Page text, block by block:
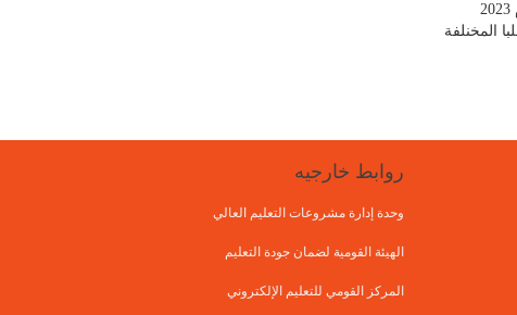
المخنلفة
روابط خارجيه
وحدة إدارة مشروعات التعليم العالي
الهيئة القومية لضمان جودة التعليم
المركز القومي للتعليم الإلكتروني